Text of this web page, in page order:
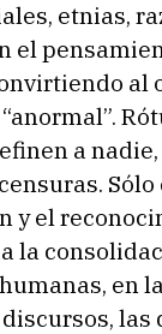
etnias,
el
al
a
y el
la
en
las